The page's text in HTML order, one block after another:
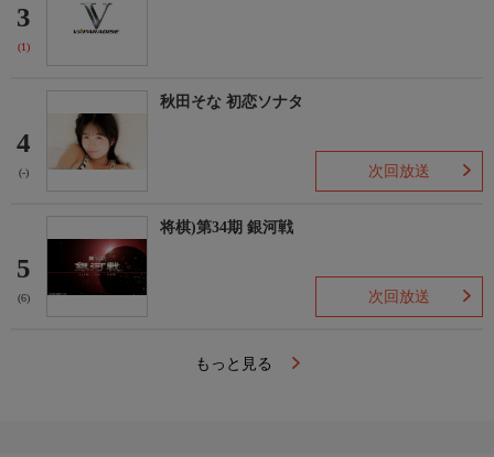
3
(1)
4
(-)
秋田そな 初恋ソナタ
次回放送
5
(6)
将棋)第34期 銀河戦
次回放送
もっと見る